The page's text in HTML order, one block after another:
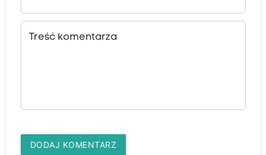
Treść komentarza
DODAJ KOMENTARZ